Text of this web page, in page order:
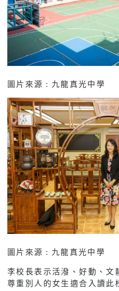
圖片來源 : 九龍真光中學
圖片來源 : 九龍真光中學
李校長表示活潑、好動、文
尊重別人的女生適合入讀此